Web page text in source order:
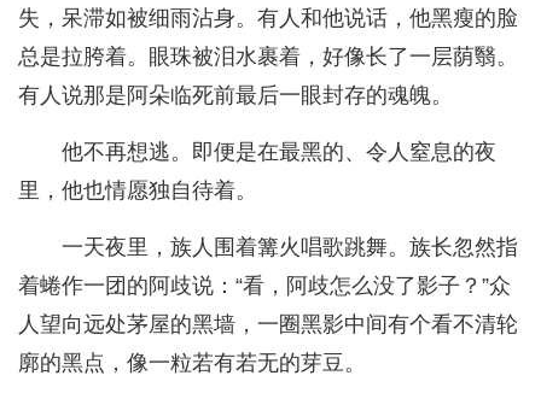
失，呆滞如被细雨沾身。有人和他说话，他黑瘦的脸
总是拉胯着。眼珠被泪水裹着，好像长了一层荫翳。
有人说那是阿朵临死前最后一眼封存的魂魄。
他不再想逃。即便是在最黑的、令人窒息的夜
里，他也情愿独自待着。
一天夜里，族人围着篝火唱歌跳舞。族长忽然指
着蜷作一团的阿歧说：“看，阿歧怎么没了影子？”众
人望向远处茅屋的黑墙，一圈黑影中间有个看不清轮
廓的黑点，像一粒若有若无的芽豆。